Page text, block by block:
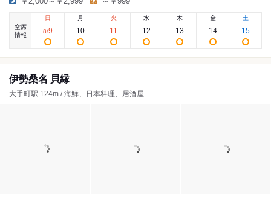
空席
情報
日
8/9
月
10
火
11
水
12
木
13
金
14
土
15
伊勢桑名 貝縁
大手町駅 124m / 海鮮、日本料理、居酒屋